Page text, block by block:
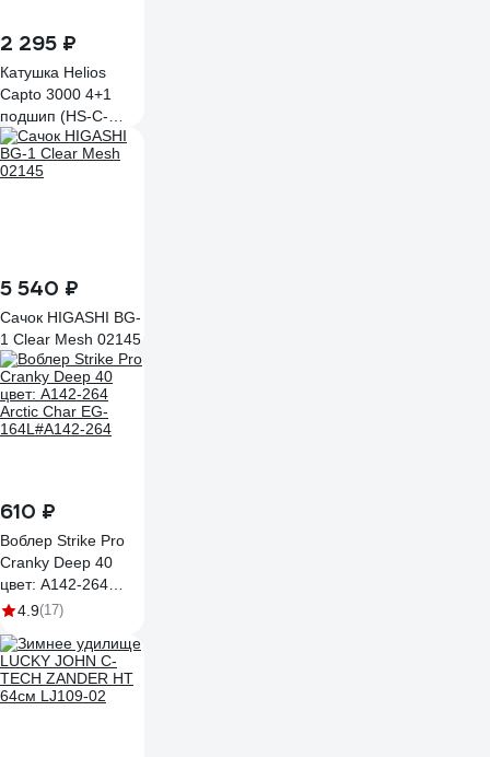
2 295 ₽
Катушка Helios
Capto 3000 4+1
подшип (HS-C-
FSP3000)
00000362368
5 540 ₽
Сачок HIGASHI BG-
1 Clear Mesh 02145
610 ₽
Воблер Strike Pro
Cranky Deep 40
цвет: A142-264
Arctic Char EG-
4.9(17)